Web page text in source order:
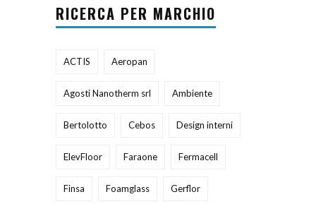
RICERCA PER MARCHIO
ACTIS Aeropan
Agosti Nanotherm srl Ambiente
Bertolotto Cebos Design interni
ElevFloor Faraone Fermacell
Finsa Foamglass Gerflor